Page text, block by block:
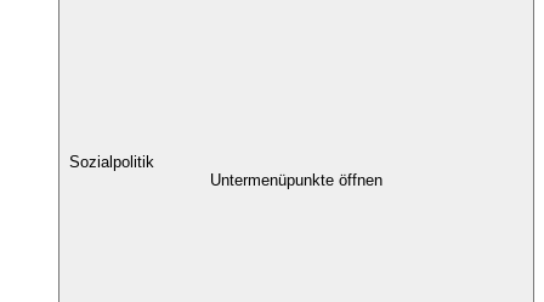
Sozialpolitik
Untermenüpunkte öffnen